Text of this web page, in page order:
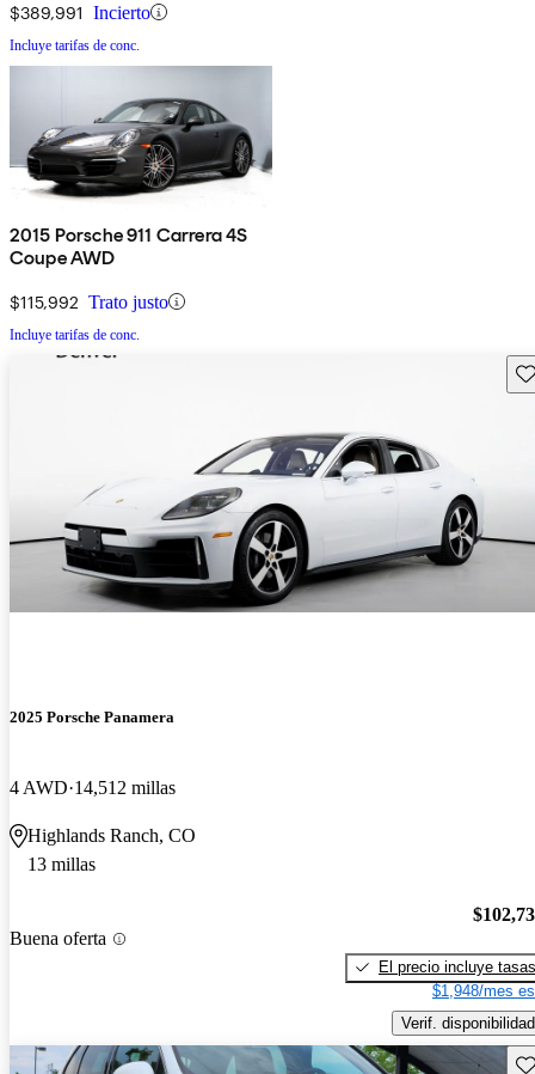
$389,991 Incierto
Incluye tarifas de conc.
2015 Porsche 911 Carrera 4S
Coupe AWD
$115,992 Trato justo
Incluye tarifas de conc.
2025 Porsche Panamera
4 AWD 14,512 millas
Highlands Ranch, CO
13 millas
Buena oferta
El precio incluye tasas
$1,948/mes
Verif. disponibilidad